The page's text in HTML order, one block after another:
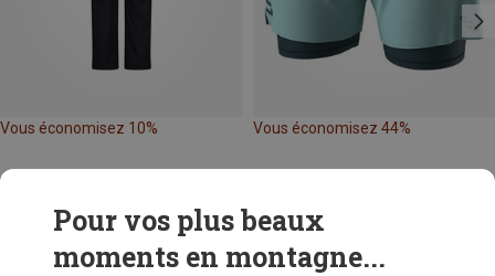
Vous économisez 10% Vous économisez 44%
Pour vos plus beaux
moments en montagne...